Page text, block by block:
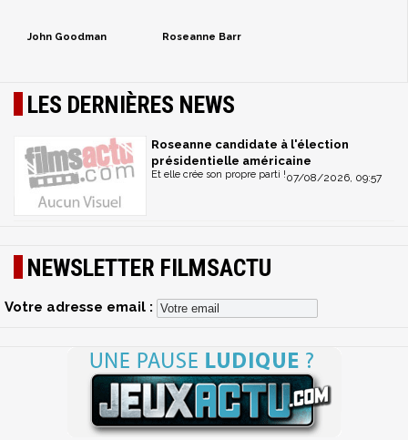
John Goodman Roseanne Barr
LES DERNIÈRES NEWS
Roseanne candidate à l'élection
présidentielle américaine
07/08/2026, 09:57
Et elle crée son propre parti !
NEWSLETTER FILMSACTU
Votre adresse email :